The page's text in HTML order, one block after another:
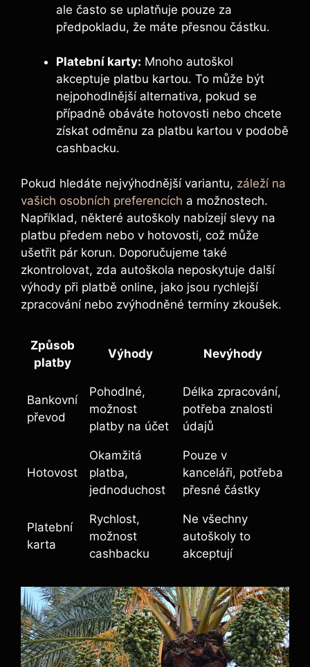
ale často se uplatňuje pouze za
předpokladu, že máte přesnou částku.
Platební karty: Mnoho autoškol
akceptuje⁢ platbu kartou. To může být
nejpohodlnější alternativa, pokud ​se
případně obáváte hotovosti nebo chcete
získat odměnu za platbu kartou ‌v‍ podobě
cashbacku.
Pokud hledáte ⁢nejvýhodnější ​variantu, záleží na
vašich osobních preferencích a ‍možnostech.‍
Například, některé⁣ autoškoly nabízejí slevy na
platbu předem nebo‍ v ⁣hotovosti, což ⁣může
ušetřit pár korun. Doporučujeme ⁤také
zkontrolovat, zda autoškola neposkytuje další
výhody‌ při⁢ platbě online, jako ⁢jsou ⁢rychlejší
zpracování nebo zvýhodněné termíny zkoušek.
Způsob
platby
Výhody Nevýhody
Bankovní
převod
Pohodlné,
možnost
platby na účet
Délka zpracování,
potřeba‌ znalosti
údajů
Hotovost
Okamžitá
platba,
jednoduchost
Pouze⁣ v⁤
kanceláři, potřeba
přesné částky
Platební
karta
Rychlost,
možnost
cashbacku
Ne⁢ všechny
⁣autoškoly to
akceptují